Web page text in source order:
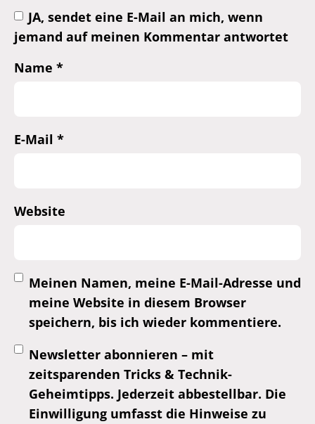
JA, sendet eine E-Mail an mich, wenn
jemand auf meinen Kommentar antwortet
Name *
E-Mail *
Website
Meinen Namen, meine E-Mail-Adresse und
meine Website in diesem Browser
speichern, bis ich wieder kommentiere.
Newsletter abonnieren – mit
zeitsparenden Tricks & Technik-
Geheimtipps. Jederzeit abbestellbar. Die
Einwilligung umfasst die Hinweise zu